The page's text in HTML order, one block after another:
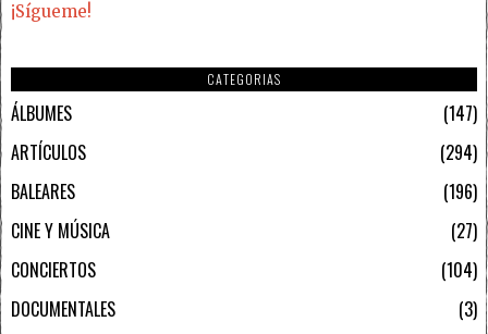
¡Sígueme!
CATEGORIAS
ÁLBUMES
147
ARTÍCULOS
294
BALEARES
196
CINE Y MÚSICA
27
CONCIERTOS
104
DOCUMENTALES
3